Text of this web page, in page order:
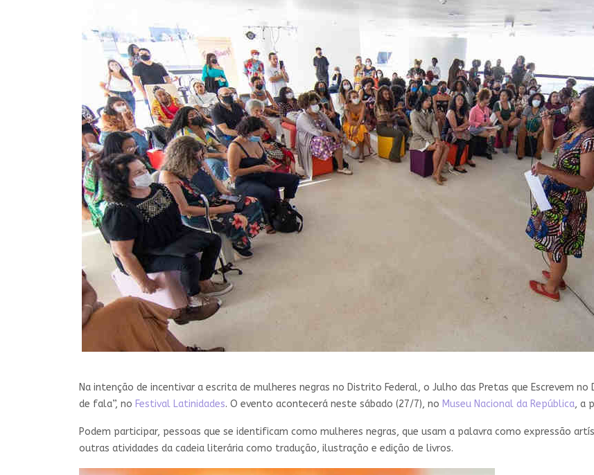
Na intenção de incentivar a escrita de mulheres negras no Distrito Federal, o Julho das Pretas que Escrevem
de fala”, no Festival Latinidades. O evento acontecerá neste sábado (27/7), no Museu Nacional da República, a
Podem participar, pessoas que se identificam como mulheres negras, que usam a palavra como expressão
outras atividades da cadeia literária como tradução, ilustração e edição de livros.